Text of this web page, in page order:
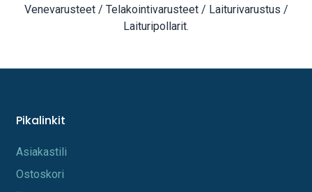
Venevarusteet / Telakointivarusteet / Laiturivarustus /
Laituripollarit.
Pikalinkit
A​s​iakastili
Os​toskori